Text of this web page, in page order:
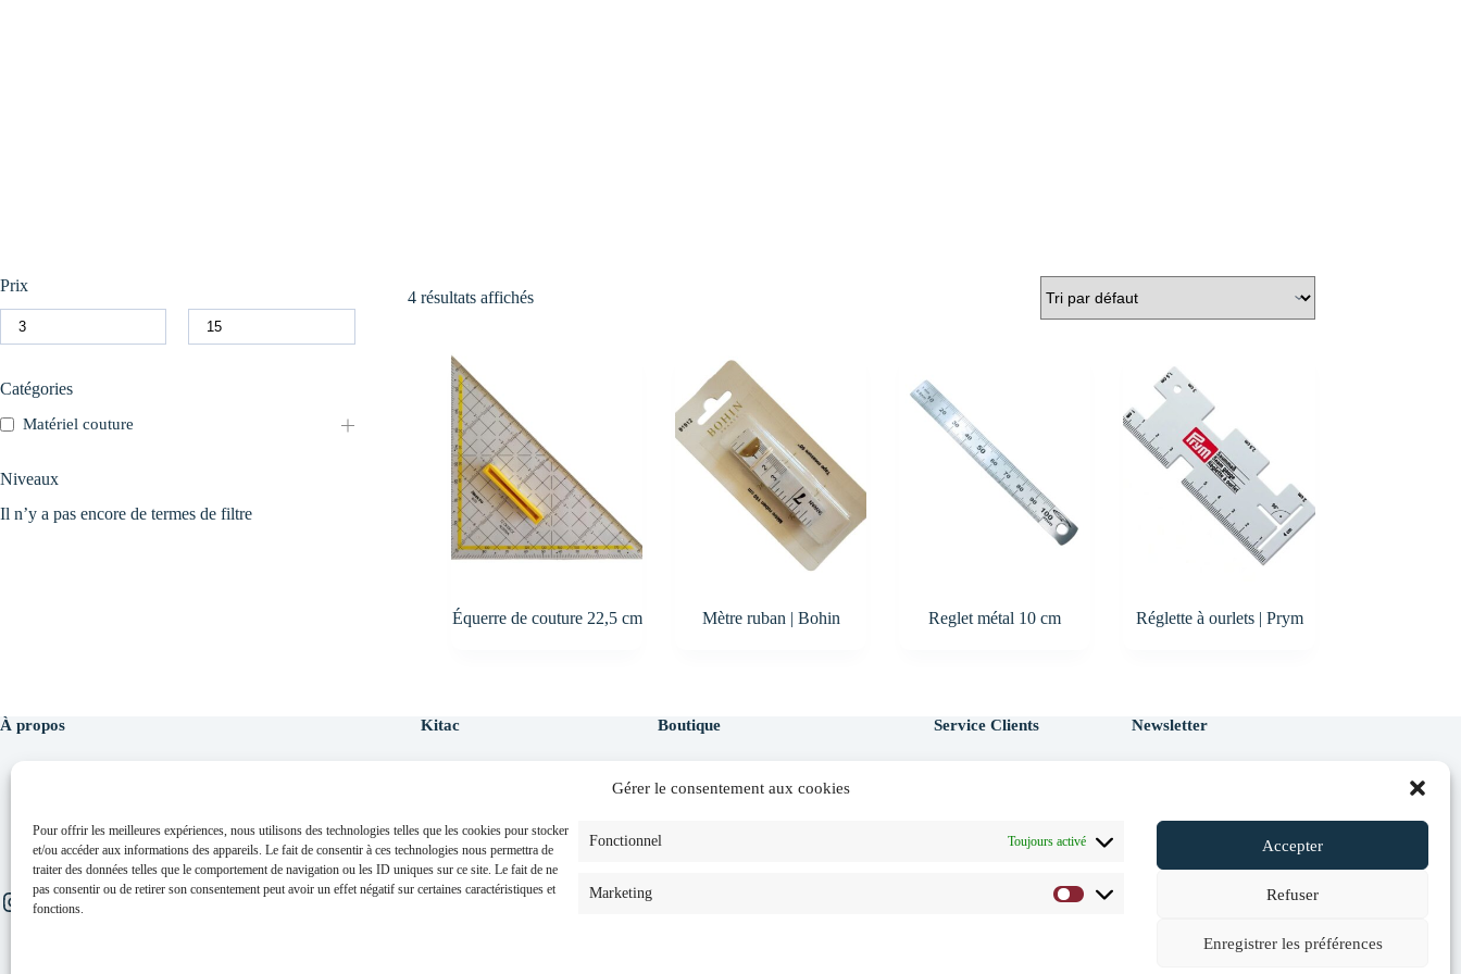
Gérer le consentement aux cookies
Pour offrir les meilleures expériences, nous utilisons des technologies telles que les cookies pour stocker
et/ou accéder aux informations des appareils. Le fait de consentir à ces technologies nous permettra de
traiter des données telles que le comportement de navigation ou les ID uniques sur ce site. Le fait de ne
pas consentir ou de retirer son consentement peut avoir un effet négatif sur certaines caractéristiques et
fonctions.
Fonctionnel Toujours activé
Marketing Marketing
Accepter
Refuser
Enregistrer les préférences
4 résultats affichés
Équerre de couture 22,5 cm Mètre ruban | Bohin Reglet métal 10 cm Réglette à ourlets | Prym
Prix
Catégories
Matériel couture
Niveaux
Il n’y a pas encore de termes de filtre
À propos
made in France.
Instagram
Facebook
Linktr.ee
Kitac
Le blog
Créateur
Formateur
Boutique Service Clients Newsletter
politique de
confidentialité